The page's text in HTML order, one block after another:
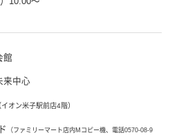
館
来中心
イオン米子駅前店4階）
（ファミリーマート店内Mコピー機、電話0570-08-9